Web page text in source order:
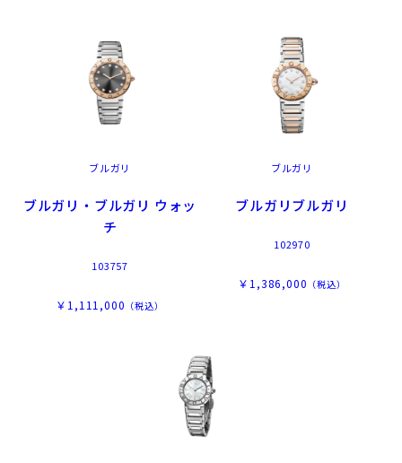
ブルガリ
ブルガリ・ブルガリ ウォッ
チ
103757
￥1,111,000 （税込）
ブルガリ
ブルガリブルガリ
102970
￥1,386,000 （税込）